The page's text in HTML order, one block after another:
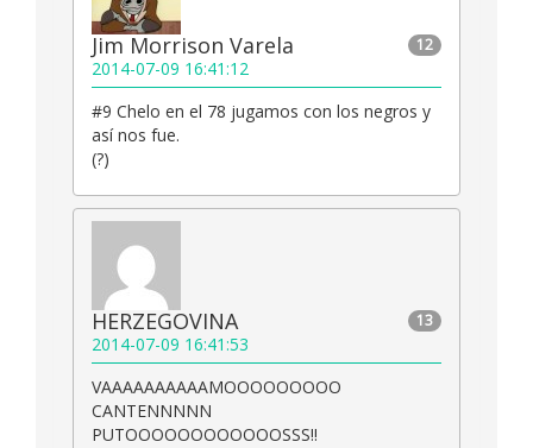
12
Jim Morrison Varela
2014-07-09 16:41:12
#9 Chelo en el 78 jugamos con los negros y
así nos fue.
(?)
13
HERZEGOVINA
2014-07-09 16:41:53
VAAAAAAAAAAMOOOOOOOOO
CANTENNNNN
PUTOOOOOOOOOOOOSSS!!